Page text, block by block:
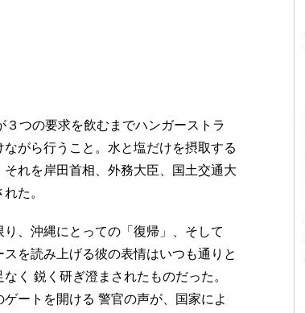
つの要求を飲むまでハンガーストラ
がら行うこと。水と塩だけを摂取する
れを岸田首相、外務大臣、国土交通大
た。
、沖縄にとっての「復帰」、そして
を読み上げる彼の表情はいつも通りと
く 鋭く研ぎ澄まされたものだった。
ートを開ける 警官の声が、国家によ